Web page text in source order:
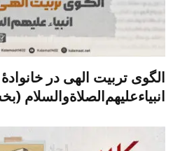
الگوی تربیت الهی در خانوادۀ
انبیاءعلیهم‌الصلاةو‌السلام (بخش